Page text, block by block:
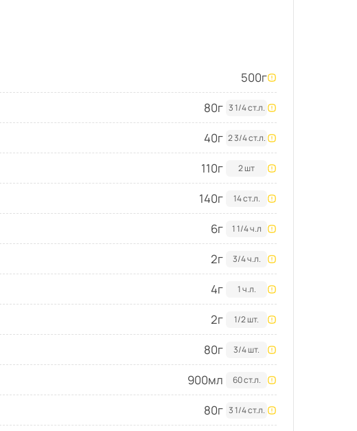
500г
80г 3 1/4 ст.л.
40г 2 3/4 ст.л.
110г 2 шт
140г 14 ст.л.
6г 1 1/4 ч.л
2г 3/4 ч.л.
4г 1 ч.л.
2г 1/2 шт.
80г 3/4 шт.
900мл 60 ст.л.
80г 3 1/4 ст.л.